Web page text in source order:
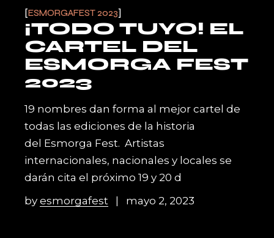
ESMORGAFEST 2023
¡TODO TUYO! EL
CARTEL DEL
ESMORGA FEST
2023
19 nombres dan forma al mejor cartel de
todas las ediciones de la historia
del Esmorga Fest. Artistas
internacionales, nacionales y locales se
darán cita el próximo 19 y 20 d
byesmorgafest mayo 2, 2023